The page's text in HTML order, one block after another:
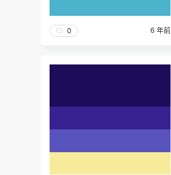
0 6 年前